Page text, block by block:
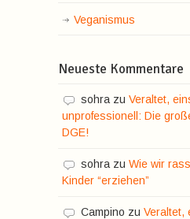
Veganismus
Neueste Kommentare
sohra zu Veraltet,
unprofessionell: Die
DGE!
sohra zu Wie wir
Kinder “erziehen”
Campino zu Veraltet,